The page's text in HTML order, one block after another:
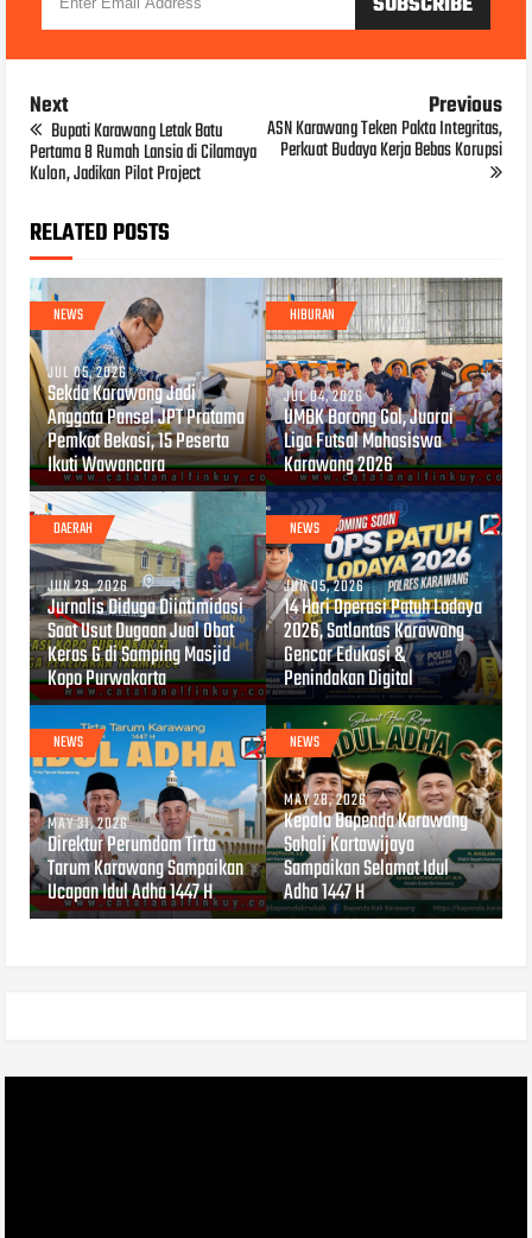
Next
Bupati Karawang Letak Batu
Pertama 8 Rumah Lansia di Cilamaya
Kulon, Jadikan Pilot Project
Previous
ASN Karawang Teken Pakta Integritas,
Perkuat Budaya Kerja Bebas Korupsi
RELATED POSTS
NEWS
JUL 05, 2026
Sekda Karawang Jadi
Anggota Pansel JPT Pratama
Pemkot Bekasi, 15 Peserta
Ikuti Wawancara
HIBURAN
JUL 04, 2026
UMBK Borong Gol, Juarai
Liga Futsal Mahasiswa
Karawang 2026
DAERAH
JUN 29, 2026
Jurnalis Diduga Diintimidasi
Saat Usut Dugaan Jual Obat
Keras G di Samping Masjid
Kopo Purwakarta
NEWS
JUN 05, 2026
14 Hari Operasi Patuh Lodaya
2026, Satlantas Karawang
Gencar Edukasi &
Penindakan Digital
NEWS
MAY 31, 2026
Direktur Perumdam Tirta
Tarum Karawang Sampaikan
Ucapan Idul Adha 1447 H
NEWS
MAY 28, 2026
Kepala Bapenda Karawang
Sahali Kartawijaya
Sampaikan Selamat Idul
Adha 1447 H